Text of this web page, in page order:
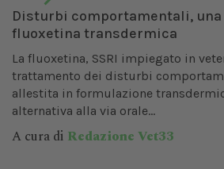
Disturbi comportamentali,
fluoxetina transdermica
La fluoxetina, SSRI impiegato in
trattamento dei disturbi
allestita in formulazione
alternativa alla via orale...
A cura di Redazione Vet33